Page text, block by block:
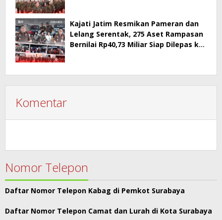
Kajati Jatim Resmikan Pameran dan
Lelang Serentak, 275 Aset Rampasan
Bernilai Rp40,73 Miliar Siap Dilepas ke
Komentar
Nomor Telepon
Daftar Nomor Telepon Kabag di Pemkot Surabaya
Daftar Nomor Telepon Camat dan Lurah di Kota Surabaya